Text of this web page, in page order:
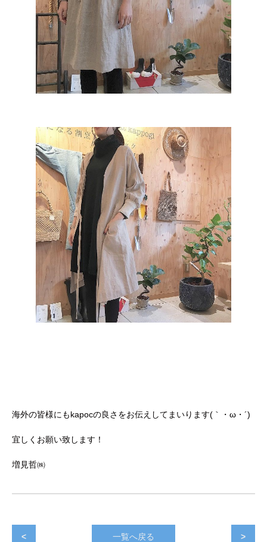
海外の皆様にもkapocの良さをお伝えしてまいります(｀・ω・´)
宜しくお願い致します！
増見哲㈱
< 一覧へ戻る >